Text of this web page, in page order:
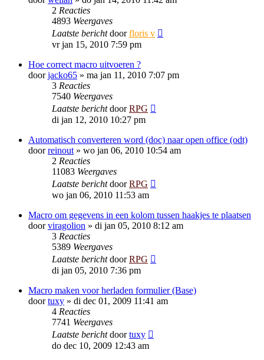
2 Reacties
4893 Weergaves
Laatste berichtdoorfloris v
vr jan 15, 2010 7:59 pm
Hoe correct macro uitvoeren ?
doorjacko65 » ma jan 11, 2010 7:07 pm
3 Reacties
7540 Weergaves
Laatste berichtdoorRPG
di jan 12, 2010 10:27 pm
Automatisch converteren word (doc) naar open office (odt)
doorreinout » wo jan 06, 2010 10:54 am
2 Reacties
11083 Weergaves
Laatste berichtdoorRPG
wo jan 06, 2010 11:53 am
Macro om gegevens in een kolom tussen haakjes te plaatsen
doorviragolion » di jan 05, 2010 8:12 am
3 Reacties
5389 Weergaves
Laatste berichtdoorRPG
di jan 05, 2010 7:36 pm
Macro maken voor herladen formulier (Base)
doortuxy » di dec 01, 2009 11:41 am
4 Reacties
7741 Weergaves
Laatste berichtdoortuxy
do dec 10, 2009 12:43 am